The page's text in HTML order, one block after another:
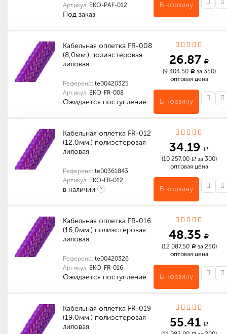
Артикул: EKO-PAF-012
Под заказ
В корзину
Кабельная оплетка FR-008
(8,0мм.) полиэстеровая
лиловая
Референс: te00420325
Артикул: EKO-FR-008
Ожидается поступление
26.87 a
(9 404.50 aза 350)
оптовая цена
В корзину
Кабельная оплетка FR-012
(12,0мм.) полиэстеровая
лиловая
Референс: te00361843
Артикул: EKO-FR-012
в наличии ?
34.19 a
(10 257.00 aза 300)
оптовая цена
В корзину
Кабельная оплетка FR-016
(16,0мм.) полиэстеровая
лиловая
Референс: te00420326
Артикул: EKO-FR-016
Ожидается поступление
48.35 a
(12 087.50 aза 250)
оптовая цена
В корзину
Кабельная оплетка FR-019
(19,0мм.) полиэстеровая
лиловая
55.41 a